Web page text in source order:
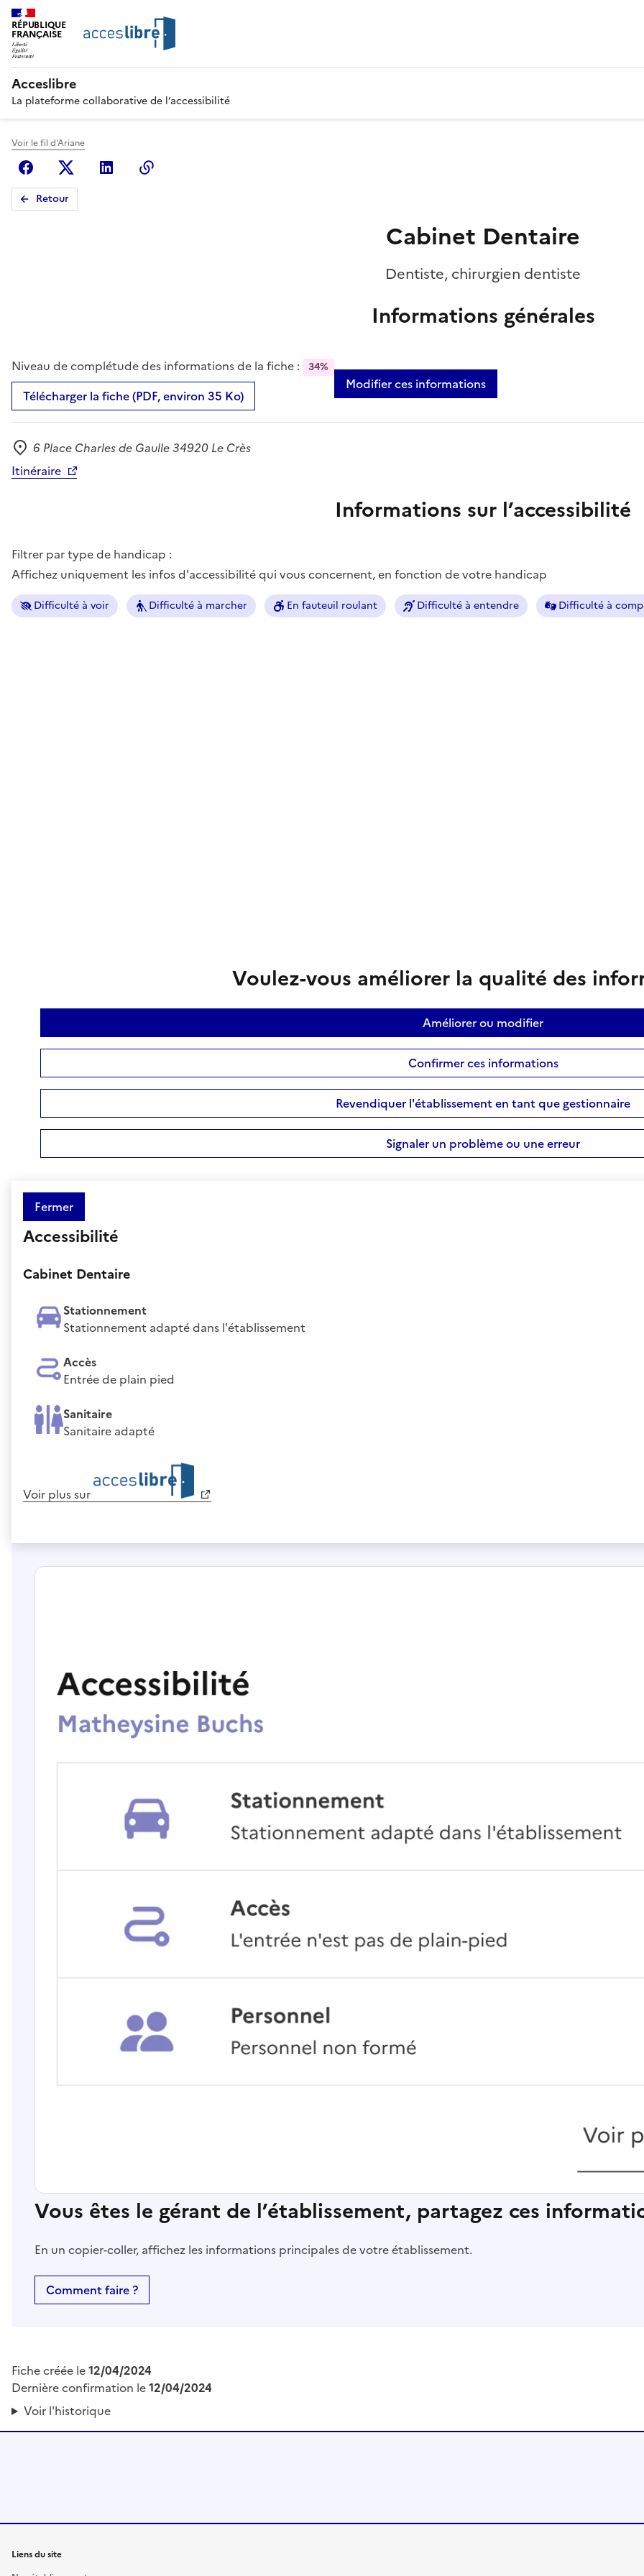
RÉPUBLIQUE
FRANÇAISE
Acceslibre
La plateforme collaborative de l’accessibilité
Voir le fil d'Ariane
FacebookX (anciennement Twitter)
Linkedin
Retour
Cabinet Dentaire
Dentiste, chirurgien dentiste
Informations générales
Niveau de complétude des informations de la fiche : 34%
Télécharger la fiche (PDF, environ 35 Ko)
Modifier ces informations
Adresse
6 Place Charles de Gaulle 34920 Le Crès
Itinéraire
Informations sur l’accessibilité
Filtrer par type de handicap :
Affichez uniquement les infos d'accessibilité qui vous concernent, en fonction de votre handicap
Difficulté à voir Difficulté à marcher En fauteuil roulant Difficulté à entendre Difficulté à
Voulez-vous améliorer la qualité des
Améliorer ou modifier
Confirmer ces informations
Revendiquer l'établissement en tant que gestionnaire
Signaler un problème ou une erreur
Fermer
Accessibilité
Cabinet Dentaire
Stationnement
Stationnement adapté dans l'établissement
Accès
Entrée de plain pied
Sanitaire
Sanitaire adapté
Voir plus sur
Vous êtes le gérant de l’établissement, partagez ces
En un copier-coller, affichez les informations principales de votre établissement.
Comment faire ?
Fiche créée le12/04/2024
Dernière confirmation le12/04/2024
Voir l'historique
Liens du site